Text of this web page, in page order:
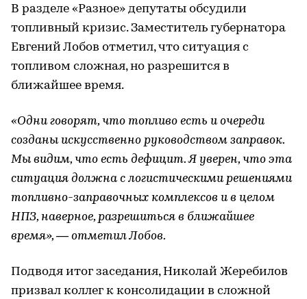
В разделе «Разное» депутаты обсудили
топливный кризис. Заместитель губернатора
Евгений Лобов отметил, что ситуация с
топливом сложная, но разрешится в
ближайшее время.
«Одни говорят, что топливо есть и очереди
созданы искусственно руководством заправок.
Мы видим, что есть дефицит. Я уверен, что эта
ситуация должна с логистическими решениями
топливно-заправочных комплексов и в целом
НПЗ, наверное, разрешиться в ближайшее
время», — отметил Лобов.
Подводя итог заседания, Николай Жеребилов
призвал коллег к консолидации в сложной